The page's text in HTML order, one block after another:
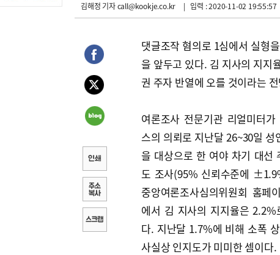
김해정 기자call@kookje.co.kr | 입력 : 2020-11-02 19:55:57
댓글조작 혐의로 1심에서 실형
을 앞두고 있다. 김 지사의 지지
권 주자 반열에 오를 것이라는
여론조사 전문기관 리얼미터가
스의 의뢰로 지난달 26~30일 성
을 대상으로 한 여야 차기 대선
도 조사(95% 신뢰수준에
중앙여론조사심의위원회 홈페
에서 김 지사의 지지율은 2.2%
다. 지난달 1.7%에 비해 소폭
사실상 인지도가 미미한 셈이다.